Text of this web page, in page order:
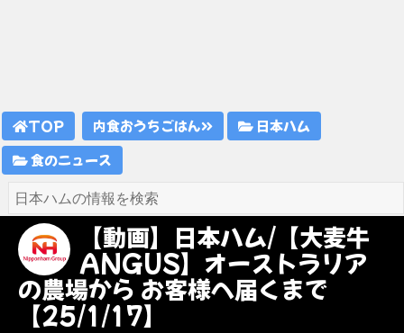
TOP 内食おうちごはん
日本ハム
食のニュース
【動画】日本ハム/【大麦牛
ANGUS】オーストラリア
の農場から お客様へ届くまで
【25/1/17】